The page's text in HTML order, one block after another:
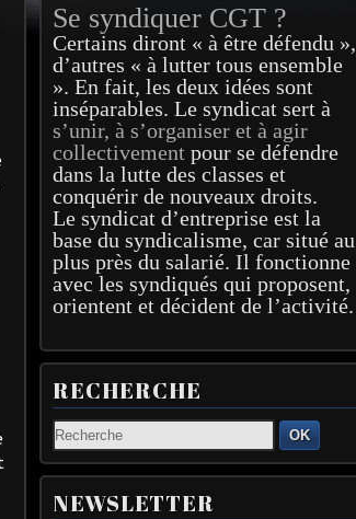
Se syndiquer CGT ?
Certains diront « à être défendu »,
d’autres « à lutter tous ensemble
». En fait, les deux idées sont
inséparables. Le syndicat sert à
s’unir, à s’organiser et à agir
collectivement pour se défendre
dans la lutte des classes et
conquérir de nouveaux droits.
Le syndicat d’entreprise est la
base du syndicalisme, car situé au
plus près du salarié. Il fonctionne
avec les syndiqués qui proposent,
orientent et décident de l’activité.
RECHERCHE
OK
NEWSLETTER